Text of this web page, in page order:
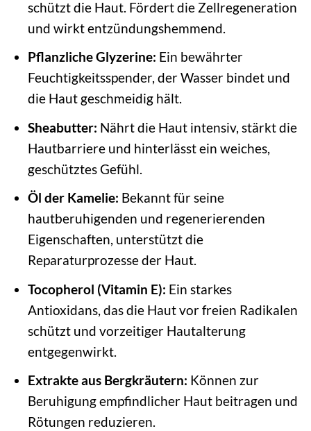
schützt die Haut. Fördert die Zellregeneration
und wirkt entzündungshemmend.
Pflanzliche Glyzerine: Ein bewährter
Feuchtigkeitsspender, der Wasser bindet und
die Haut geschmeidig hält.
Sheabutter: Nährt die Haut intensiv, stärkt die
Hautbarriere und hinterlässt ein weiches,
geschütztes Gefühl.
Öl der Kamelie: Bekannt für seine
hautberuhigenden und regenerierenden
Eigenschaften, unterstützt die
Reparaturprozesse der Haut.
Tocopherol (Vitamin E): Ein starkes
Antioxidans, das die Haut vor freien Radikalen
schützt und vorzeitiger Hautalterung
entgegenwirkt.
Extrakte aus Bergkräutern: Können zur
Beruhigung empfindlicher Haut beitragen und
Rötungen reduzieren.